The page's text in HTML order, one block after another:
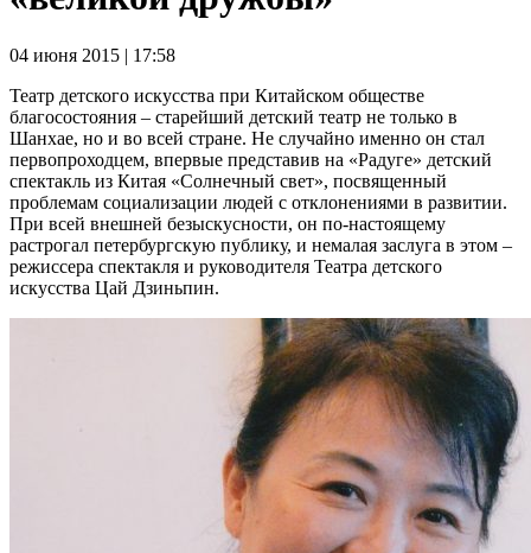
04 июня 2015 | 17:58
Театр детского искусства при Китайском обществе
благосостояния – старейший детский театр не только в
Шанхае, но и во всей стране. Не случайно именно он стал
первопроходцем, впервые представив на «Радуге» детский
спектакль из Китая «Солнечный свет», посвященный
проблемам социализации людей с отклонениями в развитии.
При всей внешней безыскусности, он по-настоящему
растрогал петербургскую публику, и немалая заслуга в этом –
режиссера спектакля и руководителя Театра детского
искусства Цай Дзиньпин.